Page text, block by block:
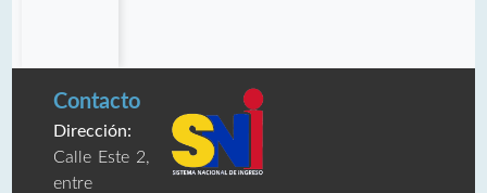
Contacto
Dirección:
Calle Este 2,
entre